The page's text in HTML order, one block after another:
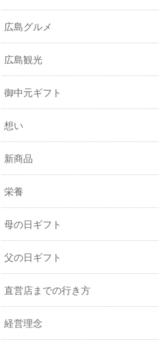
広島グルメ
広島観光
御中元ギフト
想い
新商品
栄養
母の日ギフト
父の日ギフト
直営店までの行き方
経営理念